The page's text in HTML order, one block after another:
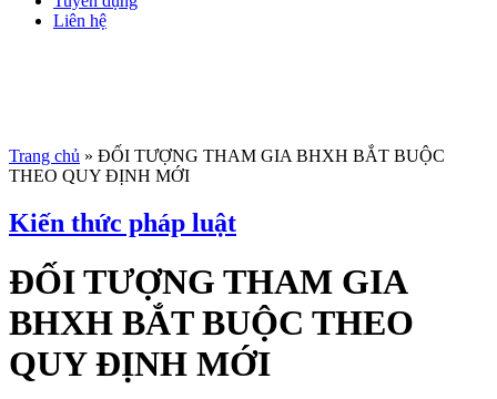
Liên hệ
Trang chủ » ĐỐI TƯỢNG THAM GIA BHXH BẮT BUỘC
THEO QUY ĐỊNH MỚI
Kiến thức pháp luật
ĐỐI TƯỢNG THAM GIA
BHXH BẮT BUỘC THEO
QUY ĐỊNH MỚI